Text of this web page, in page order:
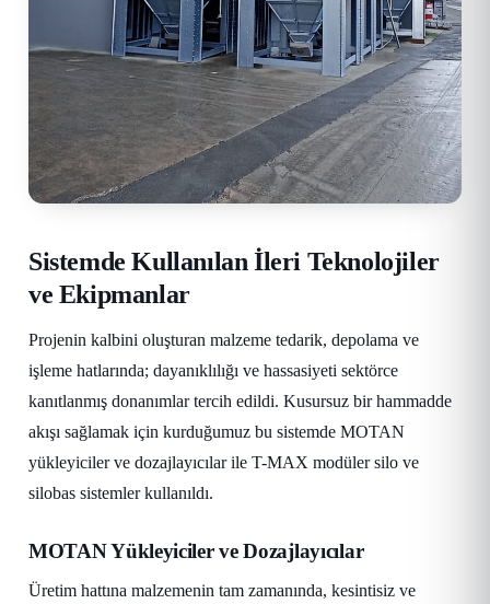
Sistemde Kullanılan İleri Teknolojiler
ve Ekipmanlar
Projenin kalbini oluşturan malzeme tedarik, depolama ve
işleme hatlarında; dayanıklılığı ve hassasiyeti sektörce
kanıtlanmış donanımlar tercih edildi. Kusursuz bir hammadde
akışı sağlamak için kurduğumuz bu sistemde MOTAN
yükleyiciler ve dozajlayıcılar ile T-MAX modüler silo ve
silobas sistemler kullanıldı.
MOTAN Yükleyiciler ve Dozajlayıcılar
Üretim hattına malzemenin tam zamanında, kesintisiz ve